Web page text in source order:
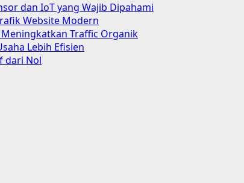
dan IoT yang Wajib Dipahami
Website Modern
Traffic Organik
Lebih Efisien
dari Nol